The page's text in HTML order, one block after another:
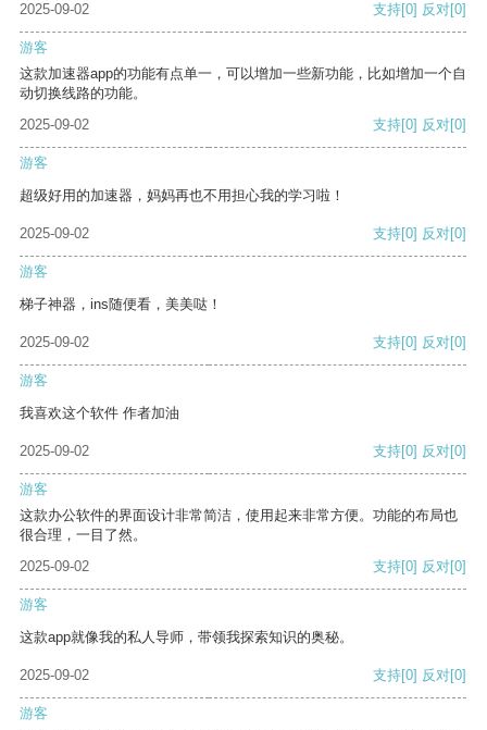
2025-09-02 支持[0] 反对[0]
游客
这款加速器app的功能有点单一，可以增加一些新功能，比如增加一个自
动切换线路的功能。
2025-09-02
支持[0] 反对[0]
游客
超级好用的加速器，妈妈再也不用担心我的学习啦！
2025-09-02 支持[0] 反对[0]
游客
梯子神器，ins随便看，美美哒！
2025-09-02 支持[0] 反对[0]
游客
我喜欢这个软件 作者加油
2025-09-02 支持[0] 反对[0]
游客
这款办公软件的界面设计非常简洁，使用起来非常方便。功能的布局也
很合理，一目了然。
2025-09-02
支持[0] 反对[0]
游客
这款app就像我的私人导师，带领我探索知识的奥秘。
2025-09-02 支持[0] 反对[0]
游客